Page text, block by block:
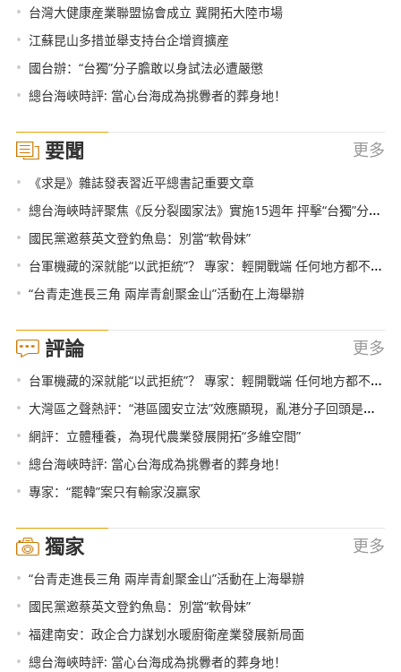
• 台灣大健康産業聯盟協會成立 冀開拓大陸市場
• 江蘇昆山多措並舉支持台企增資擴産
• 國台辦：“台獨”分子膽敢以身試法必遭嚴懲
• 總台海峽時評: 當心台海成為挑釁者的葬身地！
要聞 更多
• 《求是》雜誌發表習近平總書記重要文章
• 總台海峽時評聚焦《反分裂國家法》實施15週年 抨擊“台獨”分裂勢力引發海內外媒體廣泛關注
• 國民黨邀蔡英文登釣魚島：別當“軟骨妹”
• 台軍機藏的深就能“以武拒統”？ 專家：輕開戰端 任何地方都不安全
• “台青走進長三角 兩岸青創聚金山”活動在上海舉辦
評論 更多
• 台軍機藏的深就能“以武拒統”？ 專家：輕開戰端 任何地方都不安全
• 大灣區之聲熱評：“港區國安立法”效應顯現，亂港分子回頭是岸！
• 網評：立體種養，為現代農業發展開拓“多維空間”
• 總台海峽時評: 當心台海成為挑釁者的葬身地！
• 專家：“罷韓”案只有輸家沒贏家
獨家 更多
• “台青走進長三角 兩岸青創聚金山”活動在上海舉辦
• 國民黨邀蔡英文登釣魚島：別當“軟骨妹”
• 福建南安：政企合力謀划水暖廚衛産業發展新局面
• 總台海峽時評: 當心台海成為挑釁者的葬身地！